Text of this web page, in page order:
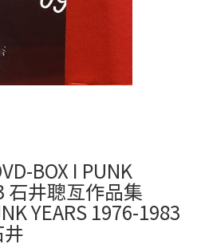
BOX I PUNK
石井聰亙作品集
YEARS 1976-1983